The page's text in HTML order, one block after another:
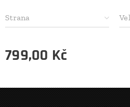
Strana
799,00 Kč